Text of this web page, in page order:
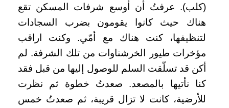
(كلب). عرفتُ أن أوسع شرفات المسكن تقع
هناك حيث كانوا يقومون بضرب السجادات
لتنظيفها، كنت هناك مع أمّي. وكنت اراقب
مؤخرات طيور الخرشناوات من تلك الشرفة. لم
أكن قد تسلّقت السلم للوصول إليها من قبل فقد
كنا نأتيها بالمصعد. صعدتُ خطوة ثم نظرت
للأرضية، كانت لا تزال قريبة، ثم صعدتُ خمس